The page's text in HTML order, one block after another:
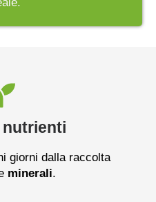
giorni dalla raccolta
minerali.